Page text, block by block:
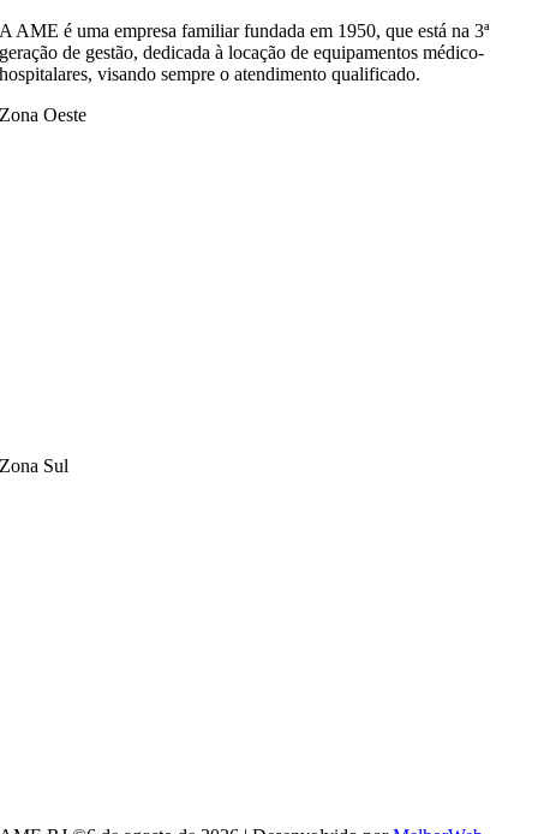
A AME é uma empresa familiar fundada em 1950, que está na 3ª
geração de gestão, dedicada à locação de equipamentos médico-
hospitalares, visando sempre o atendimento qualificado.
Zona Oeste
Zona Sul